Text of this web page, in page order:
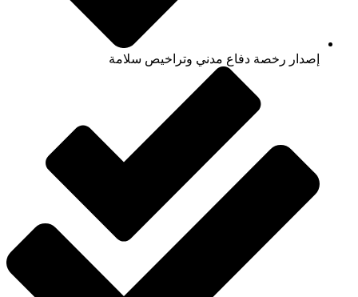
إصدار رخصة دفاع مدني وتراخيص سلامة